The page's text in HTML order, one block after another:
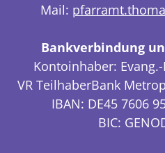
Mail:
Bankverbindung
Kontoinhaber:
VR TeilhaberBank
IBAN: DE45 7606
BIC: